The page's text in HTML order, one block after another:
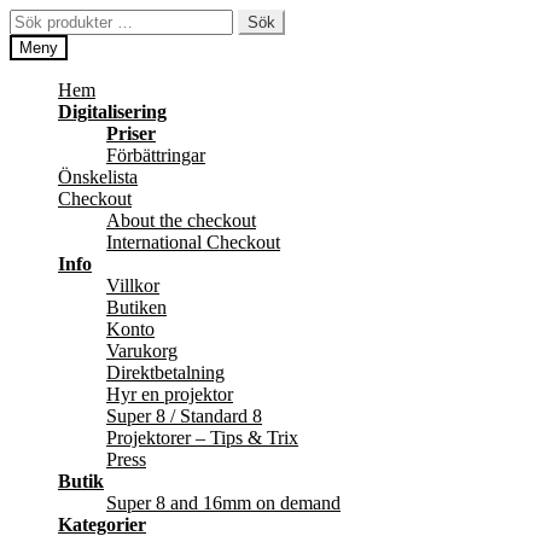
Hoppa
till
navigering
Hoppa
till
innehåll
Sök
efter:
Sök
Meny
Hem
Digitalisering
Priser
Förbättringar
Önskelista
Checkout
About the checkout
International Checkout
Info
Villkor
Butiken
Konto
Varukorg
Direktbetalning
Hyr en projektor
Super 8 / Standard 8
Projektorer – Tips & Trix
Press
Butik
Super 8 and 16mm on demand
Kategorier